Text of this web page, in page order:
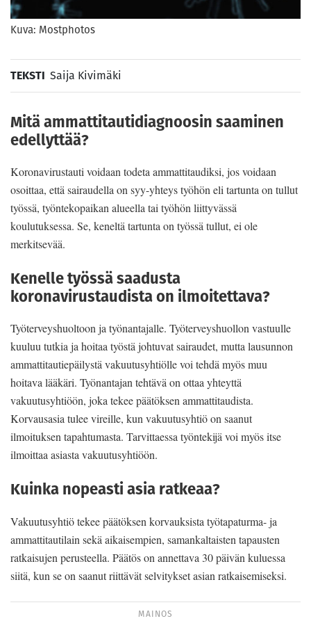
Kuva: Mostphotos
TEKSTI Saija Kivimäki
Mitä ammattitautidiagnoosin saaminen
edellyttää?
Koronavirustauti voidaan todeta ammattitaudiksi, jos voidaan
osoittaa, että sairaudella on syy-yhteys työ­hön eli tartunta on tullut
työssä, työntekopaikan alueel­la tai työhön liittyvässä
koulutuksessa. Se, keneltä tar­tunta on työssä tullut, ei ole
merkitsevää.
Kenelle työssä saadusta
koronavirustaudista on ilmoitettava?
Työterveyshuoltoon ja työnantajalle. Työterveyshuollon vastuulle
kuuluu tutkia ja hoitaa työstä johtuvat sairau­det, mutta lausunnon
ammattitautiepäilystä vakuutus­yhtiölle voi tehdä myös muu
hoitava lääkäri. Työnanta­jan tehtävä on ottaa yhteyttä
vakuutusyhtiöön, joka te­kee päätöksen ammattitaudista.
Korvausasia tulee vi­reille, kun vakuutusyhtiö on saanut
ilmoituksen tapah­tumasta. Tarvittaessa työntekijä voi myös itse
ilmoittaa asiasta vakuutusyhtiöön.
Kuinka nopeasti asia ratkeaa?
Vakuutusyhtiö tekee päätöksen korvauksista työtapa­turma- ja
ammattitautilain sekä aikaisempien, saman­kaltaisten tapausten
ratkaisujen perusteella. Päätös on annettava 30 päivän kuluessa
siitä, kun se on saanut riittävät selvitykset asian ratkaisemiseksi.
MAINOS